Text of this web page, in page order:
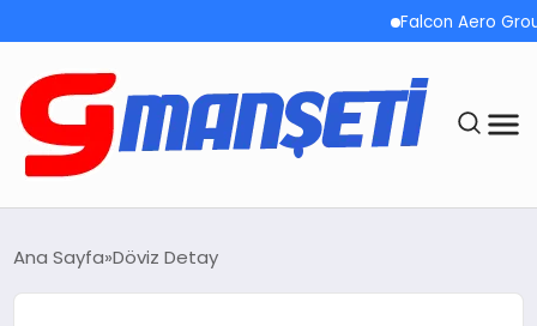
Falcon Aero
DEMOLAR
Ana Sayfa Döviz Detay